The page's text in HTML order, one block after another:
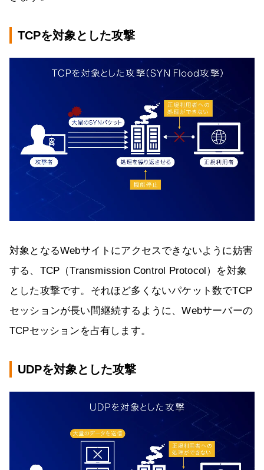
TCPを対象とした攻撃
対象となるWebサイトにアクセスできないように妨害
する、TCP（Transmission Control Protocol）を対象
とした攻撃です。それほど多くないパケット数でTCP
セッションが長い間継続するように、Webサーバーの
TCPセッションを占有します。
UDPを対象とした攻撃